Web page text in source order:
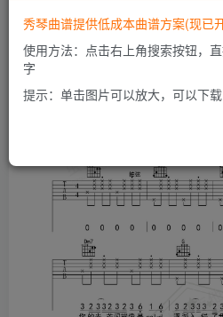
您暂
开通会
秀琴曲谱提供低成本曲谱方案(现已
使用方法：点击右上角搜索按钮，
字
提示：单击图片可以放大，可以下